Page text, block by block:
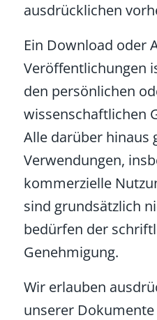
ausdrücklichen
Ein Download oder
Veröffentlichungen
den persönlichen
wissenschaftlichen
Alle darüber hinaus
Verwendungen,
kommerzielle
sind grundsätzlich
bedürfen der
Genehmigung.
Wir erlauben
unserer